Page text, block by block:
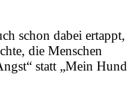
schon dabei ertappt,
die Menschen
statt „Mein Hund